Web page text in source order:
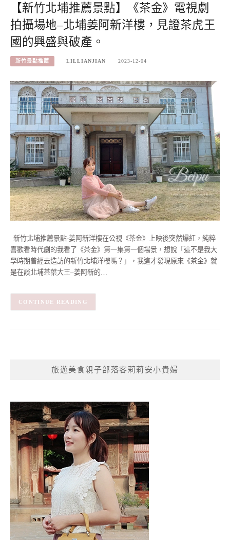
【新竹北埔推薦景點】《茶金》電視劇
拍攝場地–北埔姜阿新洋樓，見證茶虎王
國的興盛與破產。
新竹景點推薦 LILLIANJIAN 2023-12-04
新竹北埔推薦景點-姜阿新洋樓在公視《茶金》上映後突然爆紅，純粹
喜歡看時代劇的我看了《茶金》第一集第一個場景，想說「這不是我大
學時期曾經去造訪的新竹北埔洋樓嗎？」，我這才發現原來《茶金》就
是在談北埔茶葉大王–姜阿新的…
CONTINUE READING
旅遊美食親子部落客莉莉安小貴婦